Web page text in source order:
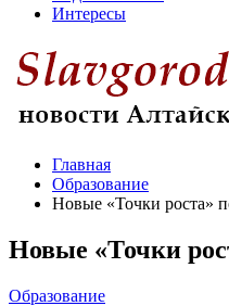
Интересы
Главная
Образование
Новые «Точки роста»
Новые «Точки
Образование